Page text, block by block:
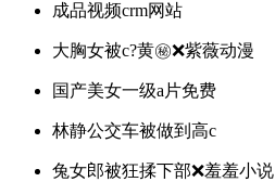
成品视频crm网站
大胸女被c?黄㊙️❌紫薇动漫
国产美女一级a片免费
林静公交车被做到高c
兔女郎被狂揉下部❌羞羞小说